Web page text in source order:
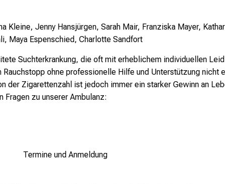
Kleine, Jenny Hansjürgen, Sarah Mair, Franziska Mayer,
Maya Espenschied, Charlotte Sandfort
Suchterkrankung, die oft mit erheblichem individuellen
ohne professionelle Hilfe und Unterstützung nicht
der Zigarettenzahl ist jedoch immer ein starker Gewinn an
zu unserer Ambulanz:
Termine und Anmeldung